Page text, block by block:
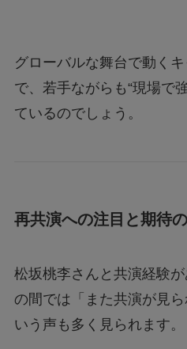
グローバルな舞台で動く
で、若手ながらも“現場で
ているのでしょう。
再共演への注目と期待
松坂桃李さんと共演経験
の間では「また共演が見
いう声も多く見られます。